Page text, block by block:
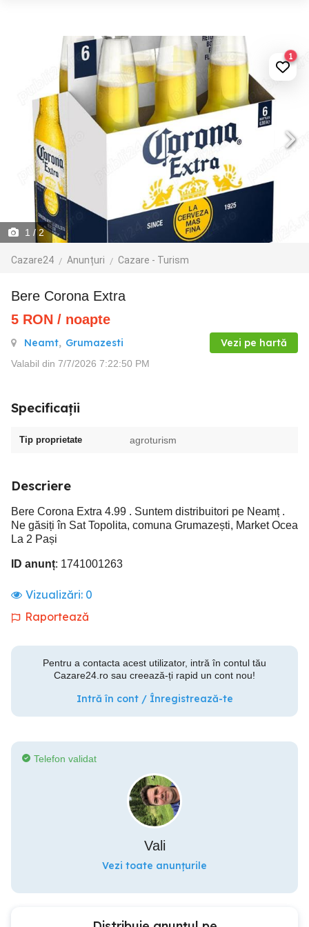
1 / 2
Cazare24 Anunțuri Cazare - Turism
1
Bere Corona Extra
5 RON / noapte
Neamt, Grumazesti Vezi pe hartă
Valabil din 7/7/2026 7:22:50 PM
Specificații
Tip proprietate agroturism
Descriere
Bere Corona Extra 4.99 . Suntem distribuitori pe Neamț .
Ne găsiți în Sat Topolita, comuna Grumazești, Market Ocea
La 2 Pași
ID anunț: 1741001263
Vizualizări: 0
Raportează
Pentru a contacta acest utilizator, intră în contul tău
Cazare24.ro sau creează-ți rapid un cont nou!
Intră în cont / Înregistrează-te
Telefon validat
Vali
Vezi toate anunțurile